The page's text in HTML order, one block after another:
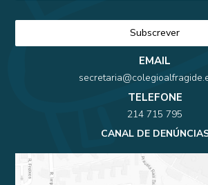
EMAIL
TELEFONE
214 715 795
CANAL DE